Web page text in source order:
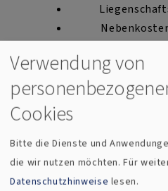
Buchhaltung
Verwendung von
Cookies
Bitte die Dienste und
die wir nutzen möchten.Für
Datenschutzhinweise lesen.